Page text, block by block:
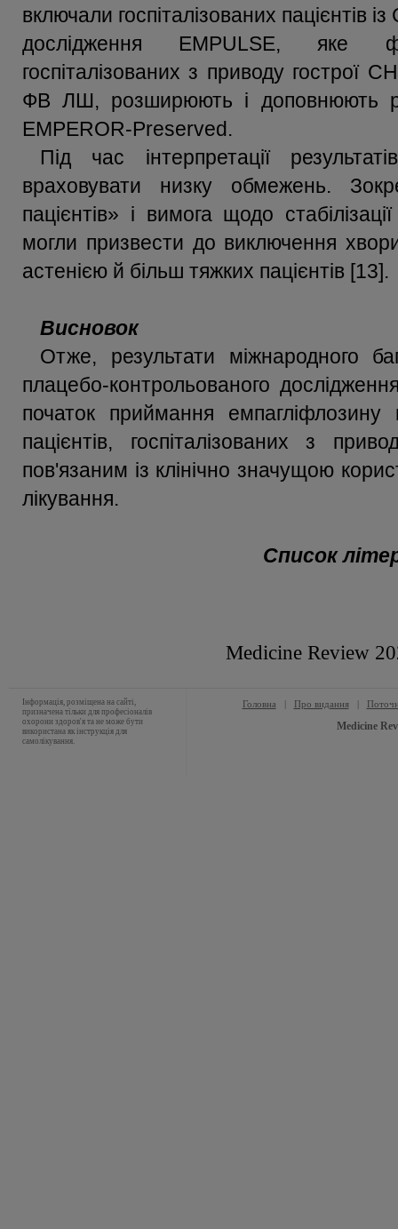
включали госпіталізованих пацієнтів
дослідження EMPULSE, яке
госпіталізованих з приводу гострої
ФВ ЛШ, розширюють і доповнюють
EMPEROR-Preserved.
Під час інтерпретації
враховувати низку обмежень.
пацієнтів» і вимога щодо
могли призвести до виключення
астенією й більш тяжких пацієнтів [13].
Висновок
Отже, результати міжнародного
плацебо-контрольованого
початок приймання
пацієнтів, госпіталізованих з
пов'язаним із клінічно значущою
лікування.
Список
Medicine Review
Інформація, розміщена на сайті,
призначена тільки для професіоналів
охорони здоров'я та не може бути
використана як інструкція для
самолікування.
Головна | Про видання |
Medicine